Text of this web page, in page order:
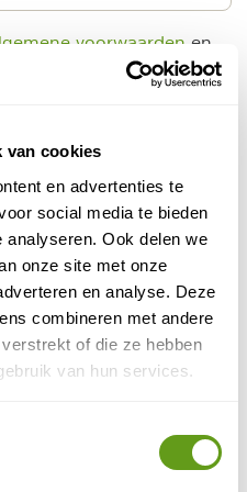
van cookies
en advertenties te
social media te bieden
Ook delen we
onze site met onze
en analyse. Deze
combineren met andere
of die ze hebben
van hun services.
voorwaarden en
van Groepen.nl
in prehistorische hut
op Natuurpark Lelystad.
personen, huisdieren welkom.